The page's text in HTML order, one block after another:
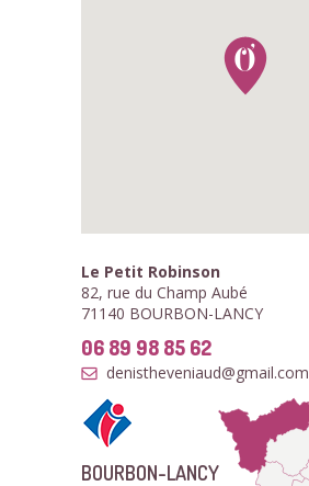
Le Petit Robinson
82, rue du Champ Aubé
71140 BOURBON-LANCY
06 89 98 85 62
denistheveniaud@gmail.com
BOURBON-LANCY